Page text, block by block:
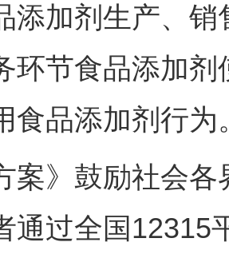
添加剂生产、
环节食品添加
食品添加剂行为
》鼓励社会各
通过全国12315
药下症？